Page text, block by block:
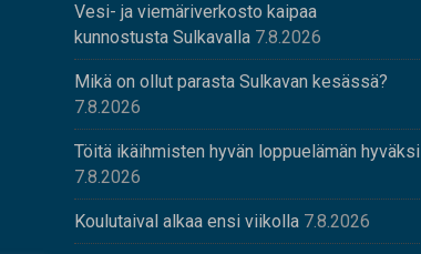
Vesi- ja viemäriverkosto kaipaa
kunnostusta Sulkavalla 7.8.2026
Mikä on ollut parasta Sulkavan kesässä?
7.8.2026
Töitä ikäihmisten hyvän loppuelämän hyväksi
7.8.2026
Koulutaival alkaa ensi viikolla 7.8.2026